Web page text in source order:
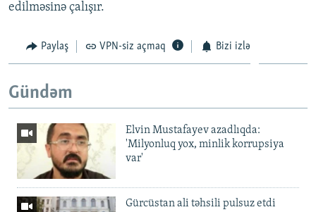
edilməsinə çalışır.
Paylaş VPN-siz açmaq Bizi izlə
Gündəm
Elvin Mustafayev azadlıqda:
'Milyonluq yox, minlik korrupsiya
var'
Gürcüstan ali təhsili pulsuz etdi